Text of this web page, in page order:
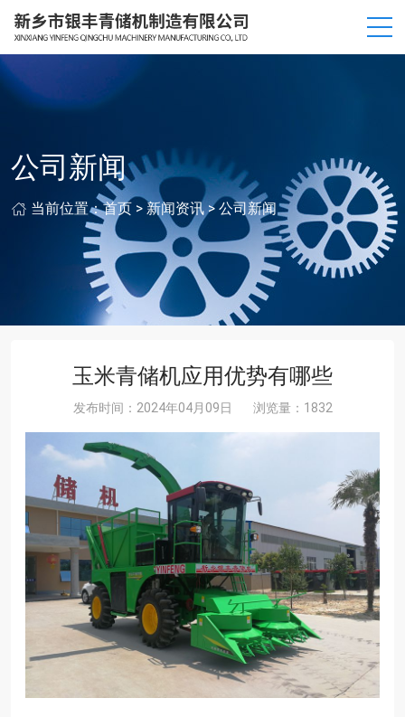
公司新闻
当前位置：首页 > 新闻资讯 >公司新闻
玉米青储机应用优势有哪些
发布时间：2024年04月09日 浏览量：1832